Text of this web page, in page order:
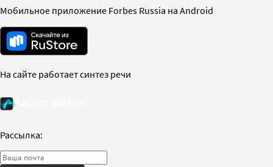
Мобильное приложение Forbes Russia на Android
На сайте работает синтез речи
Рассылка: